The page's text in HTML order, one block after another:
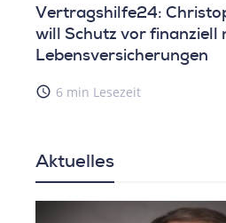
Vertragshilfe24:
will Schutz vor finanziell
Lebensversicherungen
access_time 6 min Lesezeit
Aktuelles